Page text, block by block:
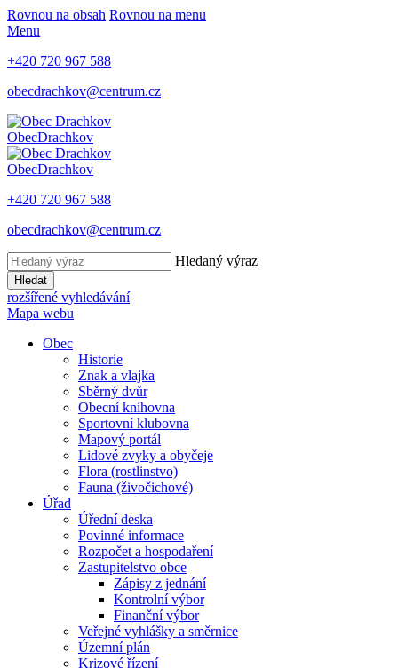
Rovnou na obsah Rovnou na menu
Menu
+420 720 967 588
obecdrachkov@centrum.cz
ObecDrachkov
ObecDrachkov
+420 720 967 588
obecdrachkov@centrum.cz
Hledaný výraz
Hledat
rozšířené vyhledávání
Mapa webu
Obec
Historie
Znak a vlajka
Sběrný dvůr
Obecní knihovna
Sportovní klubovna
Mapový portál
Lidové zvyky a obyčeje
Flora (rostlinstvo)
Fauna (živočichové)
Úřad
Úřední deska
Povinné informace
Rozpočet a hospodaření
Zastupitelstvo obce
Zápisy z jednání
Kontrolní výbor
Finanční výbor
Veřejné vyhlášky a směrnice
Územní plán
Krizové řízení